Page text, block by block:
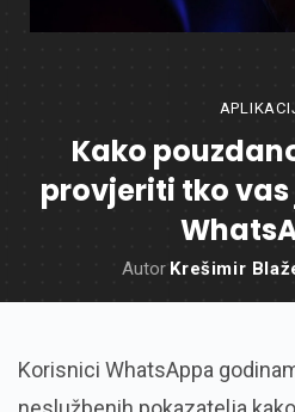
Kako
provjeriti tko
Autor Krešimir
Korisnici WhatsAppa